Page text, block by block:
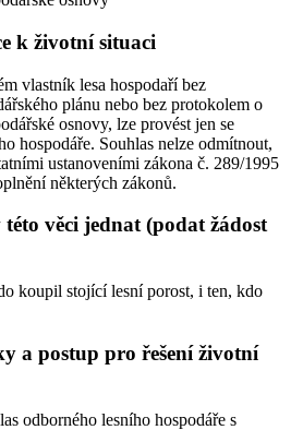
k životní situaci
vlastník lesa hospodaří bez
plánu nebo bez protokolem o
osnovy, lze provést jen se
hospodáře. Souhlas nelze odmítnout,
ustanoveními zákona č. 289/1995
některých zákonů.
věci jednat (podat žádost
koupil stojící lesní porost, i ten, kdo
a postup pro řešení životní
odborného lesního hospodáře s